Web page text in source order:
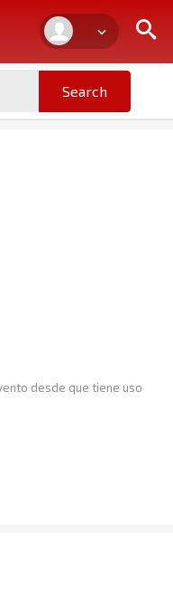
desde que tiene uso